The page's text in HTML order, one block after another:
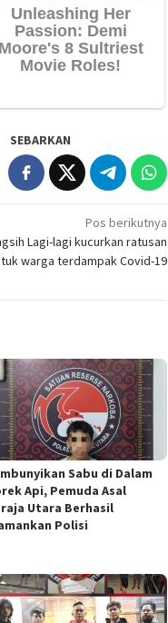
SEBARKAN
Pos berikutnya
Lagi-lagi kucurkan ratusan
warga terdampak Covid-19
Sabu di Dalam
Api, Pemuda Asal
Utara Berhasil
Polisi